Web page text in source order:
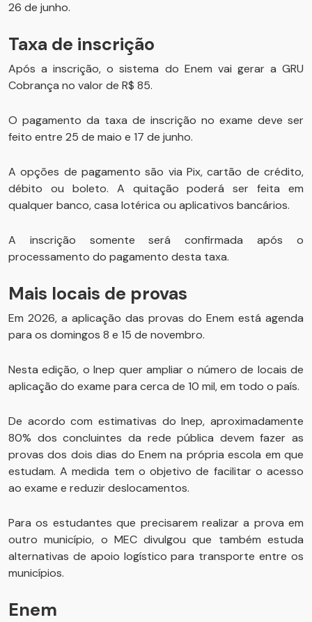
26 de junho.
Taxa de inscrição
Após a inscrição, o sistema do Enem vai gerar a GRU
Cobrança no valor de R$ 85.
O pagamento da taxa de inscrição no exame deve ser
feito entre 25 de maio e 17 de junho.
A opções de pagamento são via Pix, cartão de crédito,
débito ou boleto. A quitação poderá ser feita em
qualquer banco, casa lotérica ou aplicativos bancários.
A inscrição somente será confirmada após o
processamento do pagamento desta taxa.
Mais locais de provas
Em 2026, a aplicação das provas do Enem está agenda
para os domingos 8 e 15 de novembro.
Nesta edição, o Inep quer ampliar o número de locais de
aplicação do exame para cerca de 10 mil, em todo o país.
De acordo com estimativas do Inep, aproximadamente
80% dos concluintes da rede pública devem fazer as
provas dos dois dias do Enem na própria escola em que
estudam. A medida tem o objetivo de facilitar o acesso
ao exame e reduzir deslocamentos.
Para os estudantes que precisarem realizar a prova em
outro município, o MEC divulgou que também estuda
alternativas de apoio logístico para transporte entre os
municípios.
Enem